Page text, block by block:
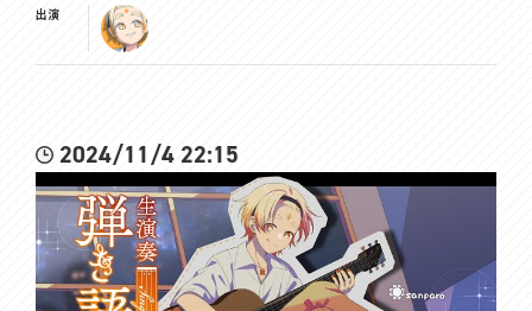
出演
2024/11/4 22:15